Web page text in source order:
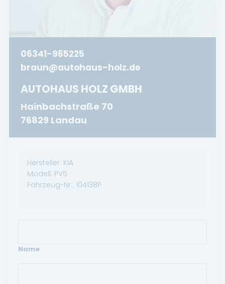
06341-965225
braun@autohaus-holz.de
AUTOHAUS HOLZ GMBH
Hainbachstraße 70
76829 Landau
Hersteller: KIA
Modell: PV5
Fahrzeug-Nr.: 104138P
Name